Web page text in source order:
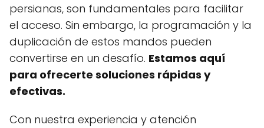
persianas, son fundamentales para facilitar
el acceso. Sin embargo, la programación y la
duplicación de estos mandos pueden
convertirse en un desafío. Estamos aquí
para ofrecerte soluciones rápidas y
efectivas.
Con nuestra experiencia y atención